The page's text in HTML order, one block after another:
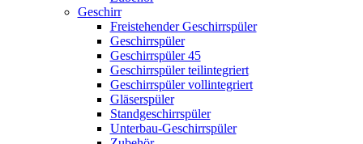
Geschirr
Freistehender Geschirrspüler
Geschirrspüler
Geschirrspüler 45
Geschirrspüler teilintegriert
Geschirrspüler vollintegriert
Gläserspüler
Standgeschirrspüler
Unterbau-Geschirrspüler